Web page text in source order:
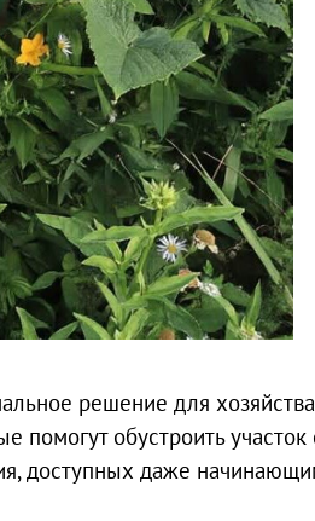
решение для
помогут обустроить участок
доступных даже